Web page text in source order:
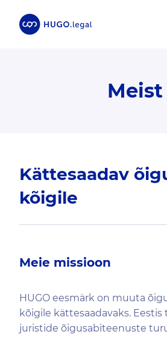
Meist
Kättesaadav
kõigile
Meie missioon
HUGO eesmärk on muuta
kõigile kättesaadavaks.
juristide õigusabiteenuste